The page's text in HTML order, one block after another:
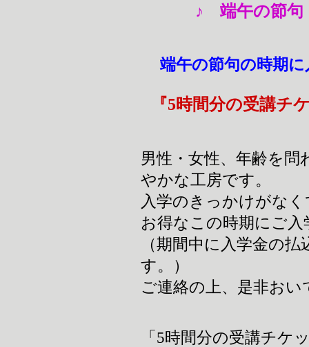
♪ 端午の節
端午の節句の時期
『5時間分の受講チ
男性・女性、年齢を
やかな工房です。
入学のきっかけがな
お得なこの時期にご
（期間中に入学金の
す。）
ご連絡の上、是非おい
「5時間分の受講チケ